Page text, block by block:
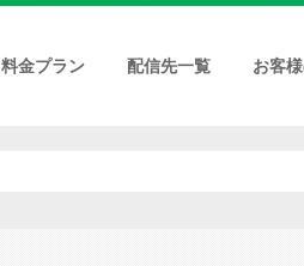
料金プラン 配信先一覧 お客